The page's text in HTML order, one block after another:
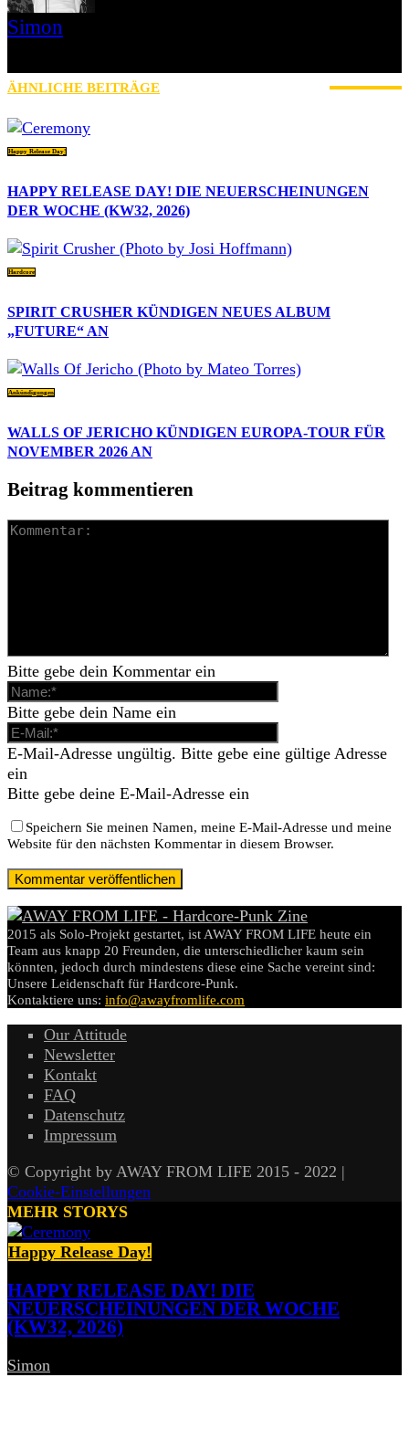
Simon
ÄHNLICHE BEITRÄGE
Happy Release Day!
HAPPY RELEASE DAY! DIE NEUERSCHEINUNGEN
DER WOCHE (KW32, 2026)
Hardcore
SPIRIT CRUSHER KÜNDIGEN NEUES ALBUM
„FUTURE“ AN
Ankündigungen
WALLS OF JERICHO KÜNDIGEN EUROPA-TOUR FÜR
NOVEMBER 2026 AN
Beitrag kommentieren
Bitte gebe dein Kommentar ein
Bitte gebe dein Name ein
E-Mail-Adresse ungültig. Bitte gebe eine gültige Adresse
ein
Bitte gebe deine E-Mail-Adresse ein
Speichern Sie meinen Namen, meine E-Mail-Adresse und meine
Website für den nächsten Kommentar in diesem Browser.
2015 als Solo-Projekt gestartet, ist AWAY FROM LIFE heute ein
Team aus knapp 20 Freunden, die unterschiedlicher kaum sein
könnten, jedoch durch mindestens diese eine Sache vereint sind:
Unsere Leidenschaft für Hardcore-Punk.
Kontaktiere uns: info@awayfromlife.com
Our Attitude
Newsletter
Kontakt
FAQ
Datenschutz
Impressum
© Copyright by AWAY FROM LIFE 2015 - 2022 |
Cookie-Einstellungen
MEHR STORYS
Happy Release Day!
HAPPY RELEASE DAY! DIE
NEUERSCHEINUNGEN DER WOCHE
(KW32, 2026)
Simon